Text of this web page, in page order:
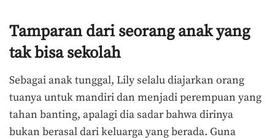
Tamparan dari seorang anak yang
tak bisa sekolah
Sebagai anak tunggal, Lily selalu diajarkan orang
tuanya untuk mandiri dan menjadi perempuan yang
tahan banting, apalagi dia sadar bahwa dirinya
bukan berasal dari keluarga yang berada. Guna